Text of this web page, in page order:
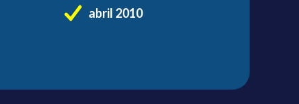
abril 2010